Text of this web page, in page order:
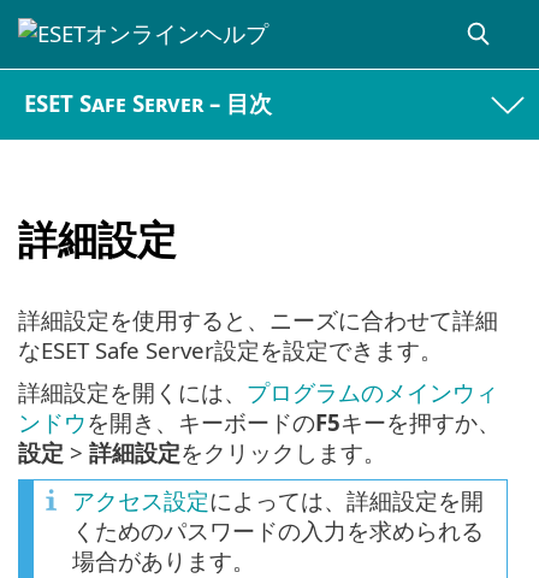
ESET Safe Server – 目次
詳細設定
詳細設定を使用すると、ニーズに合わせて詳細
なESET Safe Server設定を設定できます。
詳細設定を開くには、 プログラムのメインウィ
ンドウを開き、キーボードのF5キーを押すか、
設定 > 詳細設定をクリックします。
アクセス設定によっては、詳細設定を開
くためのパスワードの入力を求められる
場合があります。